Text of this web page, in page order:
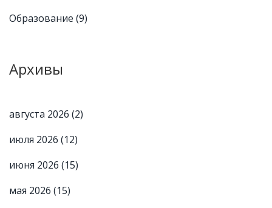
Образование (9)
Архивы
августа 2026 (2)
июля 2026 (12)
июня 2026 (15)
мая 2026 (15)